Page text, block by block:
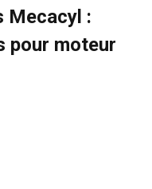
Mecacyl :
pour moteur